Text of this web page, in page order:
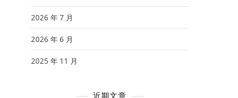
2026 年 7 月
2026 年 6 月
2025 年 11 月